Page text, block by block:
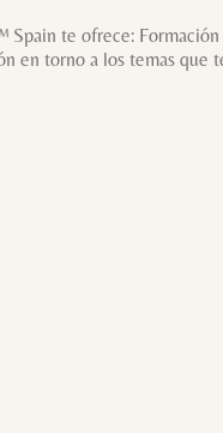
Spain te ofrece:
en torno a los temas que